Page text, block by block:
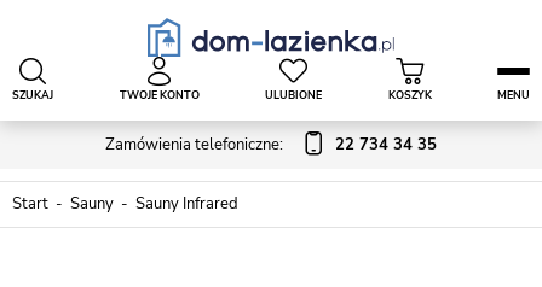
Zamówienia telefoniczne: 22 734 34 35
SZUKAJ TWOJE KONTO ULUBIONE KOSZYK MENU
Start Sauny Sauny Infrared